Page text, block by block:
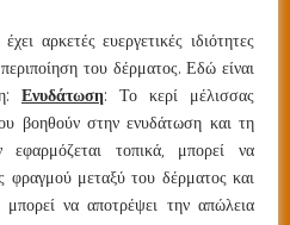
αρκετές ευεργετικές ιδιότητες
του δέρματος. Εδώ είναι
Ενυδάτωση: Το κερί μέλισσας
βοηθούν στην ενυδάτωση και τη
τοπικά, μπορεί να
φραγμού μεταξύ του δέρματος και
να αποτρέψει την απώλεια